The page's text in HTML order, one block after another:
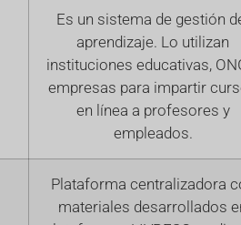
Es un sistema de gestión
aprendizaje. Lo utilizan
instituciones educativas,
empresas para impartir
en línea a profesores y
empleados.
Plataforma centralizadora
materiales desarrollados